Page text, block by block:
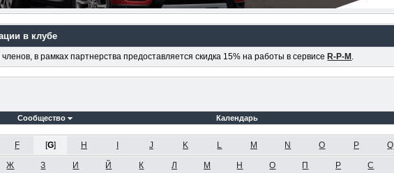
в клубе
членов, в рамках партнерства предоставляется скидка 15% на работы в сервисе R-P-M .
Сообщество Календарь
F [G] H J K L M N O P Q
Ж З И Й К Л М Н О П Р С